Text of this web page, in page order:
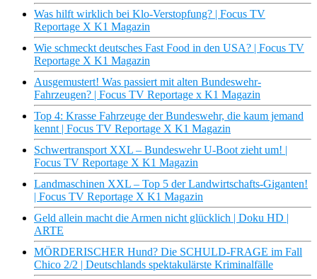
Was hilft wirklich bei Klo-Verstopfung? | Focus TV
Reportage X K1 Magazin
Wie schmeckt deutsches Fast Food in den USA? | Focus TV
Reportage X K1 Magazin
Ausgemustert! Was passiert mit alten Bundeswehr-
Fahrzeugen? | Focus TV Reportage x K1 Magazin
Top 4: Krasse Fahrzeuge der Bundeswehr, die kaum jemand
kennt | Focus TV Reportage X K1 Magazin
Schwertransport XXL – Bundeswehr U-Boot zieht um! |
Focus TV Reportage X K1 Magazin
Landmaschinen XXL – Top 5 der Landwirtschafts-Giganten!
| Focus TV Reportage X K1 Magazin
Geld allein macht die Armen nicht glücklich | Doku HD |
ARTE
MÖRDERISCHER Hund? Die SCHULD-FRAGE im Fall
Chico 2/2 | Deutschlands spektakulärste Kriminalfälle